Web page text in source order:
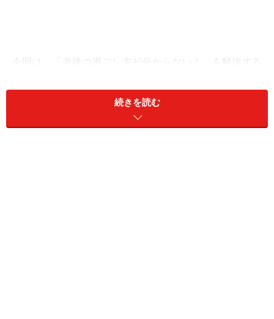
今回は、「老後の過ごし方が分からない！」を解決する
続きを読む